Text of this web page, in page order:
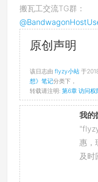
搬瓦工交流TG群：
原创声明
该日志由 flyzy小站 于
想》笔记分类下，
转载请注明: 第6章 访问
我的
惠，
及时